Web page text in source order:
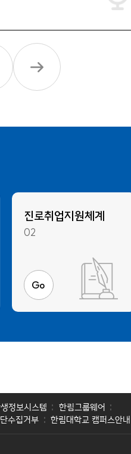
방법방문 또는 등기 접수 (공고문
진로취업지원체계
02
Go
정보시스템
한림그룹웨어
수집거부 한림대학교 캠퍼스안내